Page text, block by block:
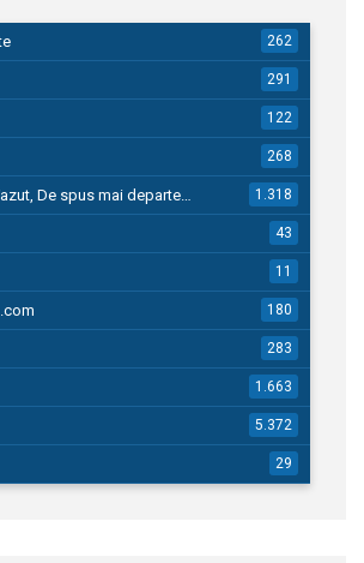
262
291
122
268
De spus mai departe… 1.318
43
11
180
283
1.663
5.372
29